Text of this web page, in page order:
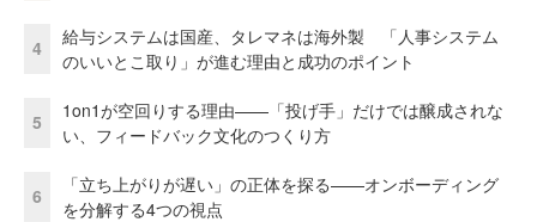
4
給与システムは国産、タレマネは海外製 「人事システム
のいいとこ取り」が進む理由と成功のポイント
5
1on1が空回りする理由——「投げ手」だけでは醸成されな
い、フィードバック文化のつくり方
6
「立ち上がりが遅い」の正体を探る——オンボーディング
を分解する4つの視点